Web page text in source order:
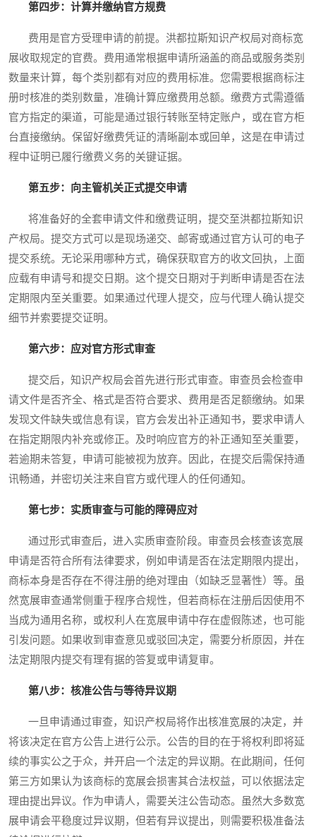
第四步：计算并缴纳官方规费
费用是官方受理申请的前提。洪都拉斯知识产权局对商标宽
展收取规定的官费。费用通常根据申请所涵盖的商品或服务类别
数量来计算，每个类别都有对应的费用标准。您需要根据商标注
册时核准的类别数量，准确计算应缴费用总额。缴费方式需遵循
官方指定的渠道，可能是通过银行转账至特定账户，或在官方柜
台直接缴纳。保留好缴费凭证的清晰副本或回单，这是在申请过
程中证明已履行缴费义务的关键证据。
第五步：向主管机关正式提交申请
将准备好的全套申请文件和缴费证明，提交至洪都拉斯知识
产权局。提交方式可以是现场递交、邮寄或通过官方认可的电子
提交系统。无论采用哪种方式，确保获取官方的收文回执，上面
应载有申请号和提交日期。这个提交日期对于判断申请是否在法
定期限内至关重要。如果通过代理人提交，应与代理人确认提交
细节并索要提交证明。
第六步：应对官方形式审查
提交后，知识产权局会首先进行形式审查。审查员会检查申
请文件是否齐全、格式是否符合要求、费用是否足额缴纳。如果
发现文件缺失或信息有误，官方会发出补正通知书，要求申请人
在指定期限内补充或修正。及时响应官方的补正通知至关重要，
若逾期未答复，申请可能被视为放弃。因此，在提交后需保持通
讯畅通，并密切关注来自官方或代理人的任何通知。
第七步：实质审查与可能的障碍应对
通过形式审查后，进入实质审查阶段。审查员会核查该宽展
申请是否符合所有法律要求，例如申请是否在法定期限内提出，
商标本身是否存在不得注册的绝对理由（如缺乏显著性）等。虽
然宽展审查通常侧重于程序合规性，但若商标在注册后因使用不
当成为通用名称，或权利人在宽展申请中存在虚假陈述，也可能
引发问题。如果收到审查意见或驳回决定，需要分析原因，并在
法定期限内提交有理有据的答复或申请复审。
第八步：核准公告与等待异议期
一旦申请通过审查，知识产权局将作出核准宽展的决定，并
将该决定在官方公告上进行公示。公告的目的在于将权利即将延
续的事实公之于众，并开启一个法定的异议期。在此期间，任何
第三方如果认为该商标的宽展会损害其合法权益，可以依据法定
理由提出异议。作为申请人，需要关注公告动态。虽然大多数宽
展申请会平稳度过异议期，但若有异议提出，则需要积极准备法